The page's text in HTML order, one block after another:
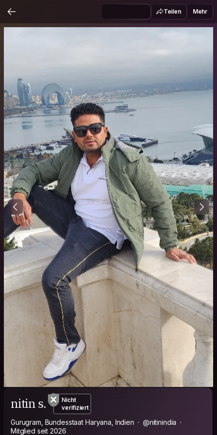
Teilen Mehr
nitin s.
Nicht
verifiziert
Gurugram, Bundesstaat Haryana, Indien
@nitinindia
Mitglied seit 2026